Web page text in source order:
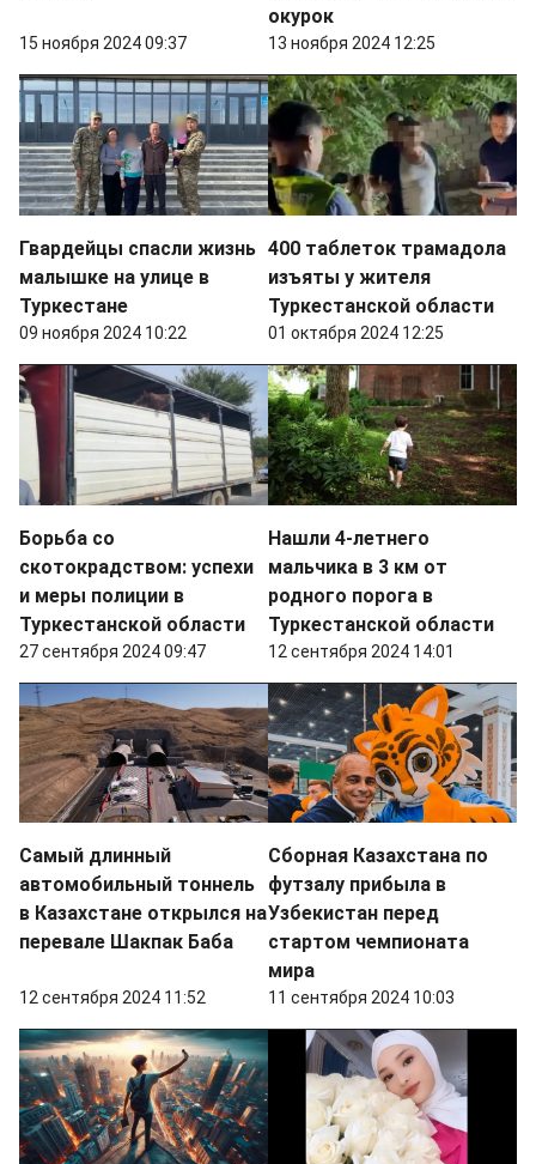
15 ноября 2024 09:37
окурок
13 ноября 2024 12:25
Гвардейцы спасли жизнь
малышке на улице в
Туркестане
09 ноября 2024 10:22
400 таблеток трамадола
изъяты у жителя
Туркестанской области
01 октября 2024 12:25
Борьба со
скотокрадством: успехи
и меры полиции в
Туркестанской области
27 сентября 2024 09:47
Нашли 4-летнего
мальчика в 3 км от
родного порога в
Туркестанской области
12 сентября 2024 14:01
Самый длинный
автомобильный тоннель
в Казахстане открылся на
перевале Шакпак Баба
12 сентября 2024 11:52
Сборная Казахстана по
футзалу прибыла в
Узбекистан перед
стартом чемпионата
мира
11 сентября 2024 10:03